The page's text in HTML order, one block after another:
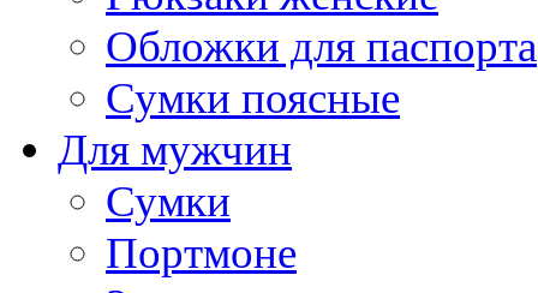
Обложки для паспорта
Сумки поясные
Для мужчин
Сумки
Портмоне